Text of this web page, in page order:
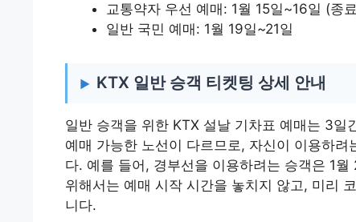
교통약자 우선 예매: 1월 15일~16일 (종
일반 국민 예매: 1월 19일~21일
KTX 일반 승객 티켓팅 상세 안내
일반 승객을 위한 KTX 설날 기차표 예매는 3
예매 가능한 노선이 다르므로, 자신이 이용하
다. 예를 들어, 경부선을 이용하려는 승객은 1
위해서는 예매 시작 시간을 놓치지 않고, 미리
니다.